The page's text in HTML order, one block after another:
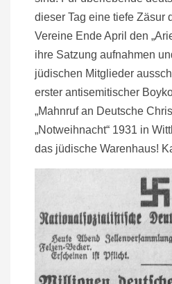
dieser Tag eine tiefe Zäsur
Vereine Ende April den
ihre Satzung aufnahmen
jüdischen Mitglieder
erster antisemitischer
„Mahnruf an Deutsche
„Notweihnacht“ 1931 in
das jüdische Warenhaus!